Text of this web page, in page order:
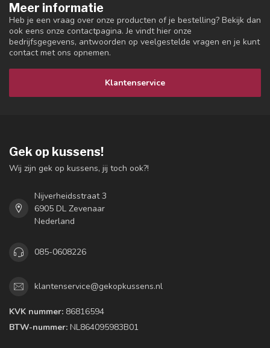
Meer informatie
Heb je een vraag over onze producten of je bestelling? Bekijk dan
ook eens onze contactpagina. Je vindt hier onze
bedrijfsgegevens, antwoorden op veelgestelde vragen en je kunt
contact met ons opnemen.
Klantenservice
Gek op kussens!
Wij zijn gek op kussens, jij toch ook?!
Nijverheidsstraat 3
6905 DL Zevenaar
Nederland
085-0608226
klantenservice@gekopkussens.nl
KVK nummer: 86816594
BTW-nummer: NL864095983B01